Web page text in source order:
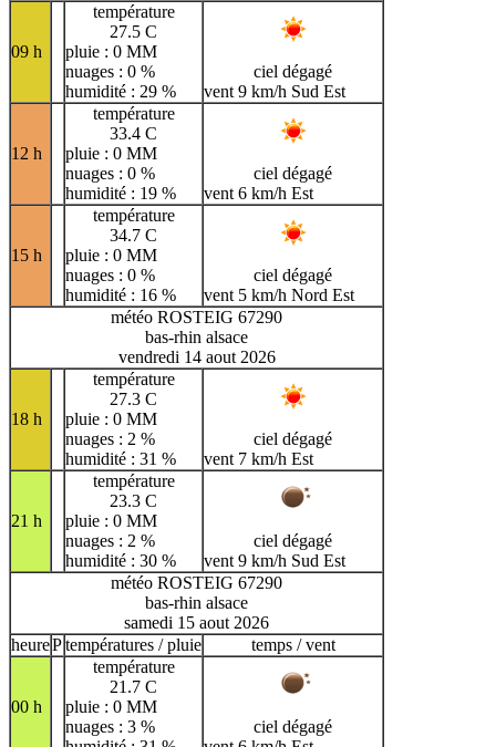
09 h
température
27.5 C
pluie : 0 MM
nuages : 0 %
humidité : 29 %
ciel dégagé
vent 9 km/h Sud Est
12 h
température
33.4 C
pluie : 0 MM
nuages : 0 %
humidité : 19 %
ciel dégagé
vent 6 km/h Est
15 h
température
34.7 C
pluie : 0 MM
nuages : 0 %
humidité : 16 %
ciel dégagé
vent 5 km/h Nord Est
météo ROSTEIG 67290
bas-rhin alsace
vendredi 14 aout 2026
18 h
température
27.3 C
pluie : 0 MM
nuages : 2 %
humidité : 31 %
ciel dégagé
vent 7 km/h Est
21 h
température
23.3 C
pluie : 0 MM
nuages : 2 %
humidité : 30 %
ciel dégagé
vent 9 km/h Sud Est
météo ROSTEIG 67290
bas-rhin alsace
samedi 15 aout 2026
heurePtempératures / pluie temps / vent
00 h
température
21.7 C
pluie : 0 MM
nuages : 3 %
ciel dégagé